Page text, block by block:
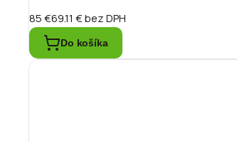
85 €69.11 €bez DPH
Do košíka